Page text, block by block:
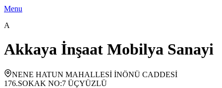
Menu
A
Akkaya İnşaat Mobilya Sanayi
NENE HATUN MAHALLESİ İNÖNÜ CADDESİ
176.SOKAK NO:7 ÜÇYÜZLÜ